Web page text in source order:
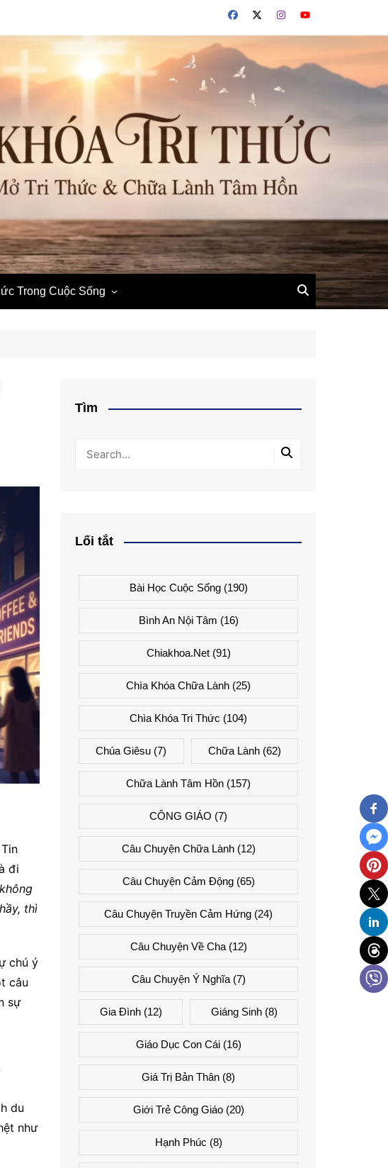
Trong Cuộc Sống
đi
thì
chú ý
câu
sự
du
như
Tìm
Lối tắt
Bài Học Cuộc Sống(190)
Bình An Nội Tâm (16)
Chiakhoa.net(91)
Chìa Khóa Chữa Lành (25)
Chìa Khóa Tri Thức (104)
Chúa Giêsu (7) Chữa Lành(62)
Chữa Lành Tâm Hồn (157)
CÔNG GIÁO (7)
Câu Chuyện Chữa Lành(12)
Câu Chuyện Cảm Động(65)
Câu Chuyện Truyền Cảm Hứng (24)
Câu Chuyện Về Cha(12)
Câu Chuyện Ý Nghĩa(7)
Gia Đình(12) Giáng Sinh(8)
Giáo Dục Con Cái(16)
Giá Trị Bản Thân (8)
Giới Trẻ Công Giáo(20)
Hạnh Phúc (8)